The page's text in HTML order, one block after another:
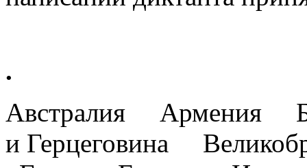
.
Австралия Армения
и Герцеговина